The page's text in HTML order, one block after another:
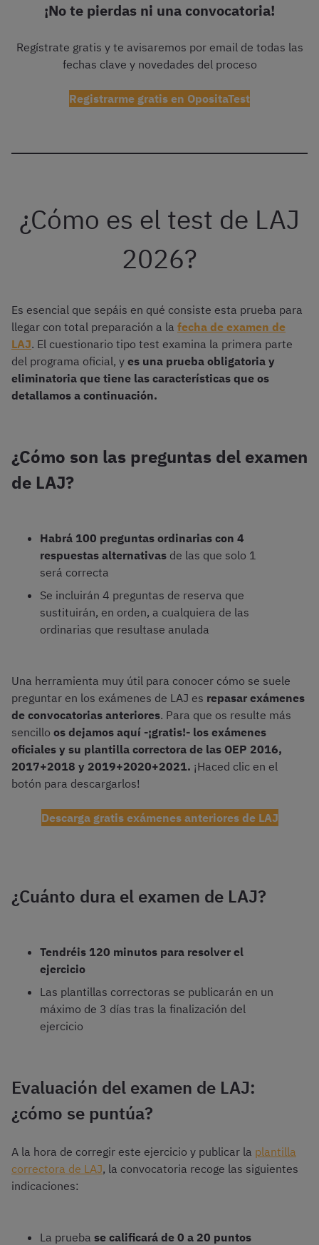
¡No te pierdas ni una convocatoria!
Regístrate gratis y te avisaremos por email de todas las
fechas clave y novedades del proceso
Registrarme gratis en OpositaTest
¿Cómo es el test de LAJ
2026?
Es esencial que sepáis en qué consiste esta prueba para
llegar con total preparación a la fecha de examen de
LAJ. El cuestionario tipo test examina la primera parte
del programa oficial, y es una prueba obligatoria y
eliminatoria que tiene las características que os
detallamos a continuación.
¿Cómo son las preguntas del examen
de LAJ?
Habrá 100 preguntas ordinarias con 4
respuestas alternativas de las que solo 1
será correcta
Se incluirán 4 preguntas de reserva que
sustituirán, en orden, a cualquiera de las
ordinarias que resultase anulada
Una herramienta muy útil para conocer cómo se suele
preguntar en los exámenes de LAJ es repasar exámenes
de convocatorias anteriores. Para que os resulte más
sencillo os dejamos aquí -¡gratis!- los exámenes
oficiales y su plantilla correctora de las OEP 2016,
2017+2018 y 2019+2020+2021. ¡Haced clic en el
botón para descargarlos!
Descarga gratis exámenes anteriores de LAJ
¿Cuánto dura el examen de LAJ?
Tendréis 120 minutos para resolver el
ejercicio
Las plantillas correctoras se publicarán en un
máximo de 3 días tras la finalización del
ejercicio
Evaluación del examen de LAJ:
¿cómo se puntúa?
A la hora de corregir este ejercicio y publicar la plantilla
correctora de LAJ, la convocatoria recoge las siguientes
indicaciones:
La prueba se calificará de 0 a 20 puntos